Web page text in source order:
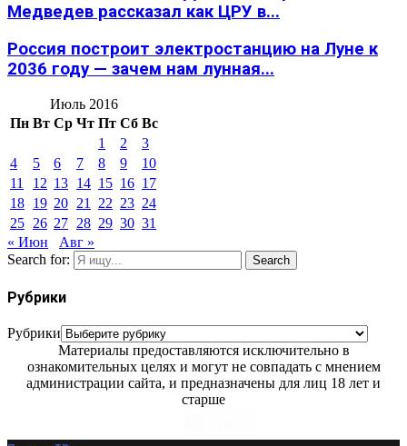
Медведев рассказал как ЦРУ в...
Россия построит электростанцию на Луне к
2036 году — зачем нам лунная...
Июль 2016
Пн Вт Ср Чт Пт Сб Вс
1
2
3
4
5 6 7 8 9
10
11
12 13 14 15 16 17
18 19 20 21 22 23 24
25 26 27 28 29 30 31
« Июн
Авг »
Search for:
Search
Рубрики
Рубрики
Материалы предоставляются исключительно в
ознакомительных целях и могут не совпадать с мнением
администрации сайта, и предназначены для лиц 18 лет и
старше